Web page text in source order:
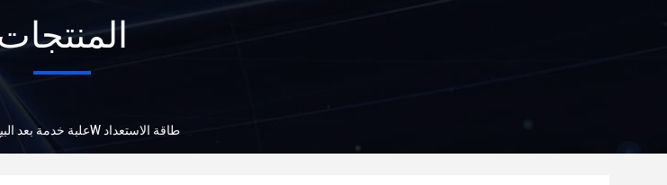
الولايات المتحدة SAA CCC مكيف شاحن USB علبة خدمة بعد البيع 15W طاقة الاستعداد